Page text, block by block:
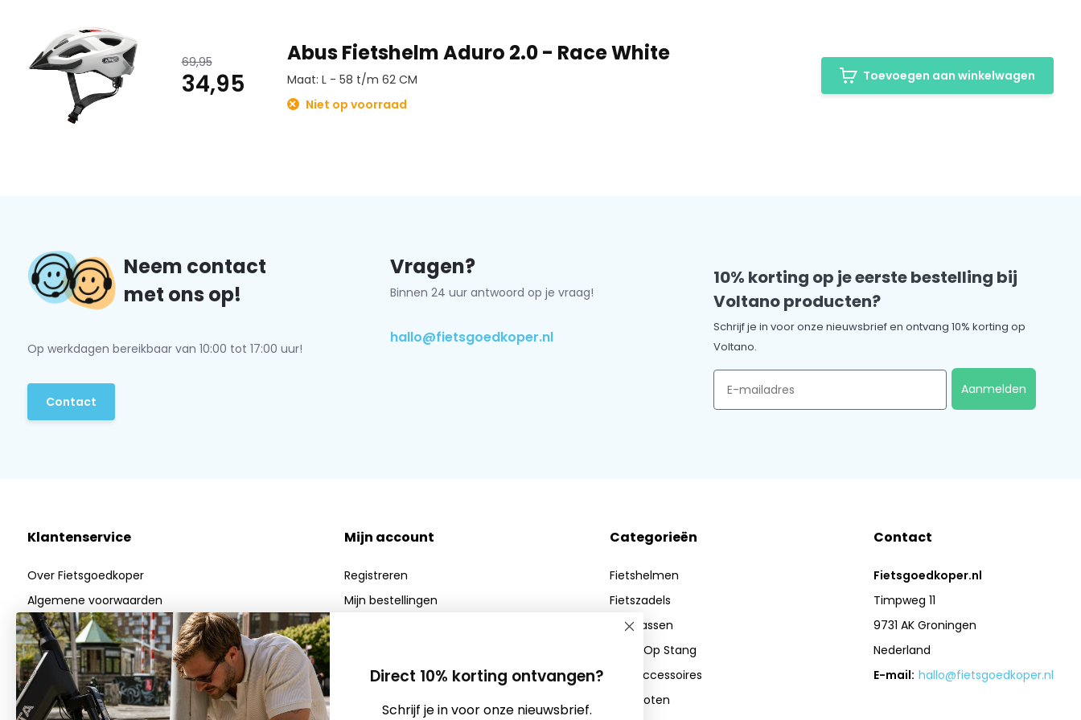
Bestelmaat
S
51 – 55 CM
52 – 58 CM
58 – 62 CM
u retourneren.
69,95
34,95
Abus Fietshelm Aduro 2.0 - Race White
Maat: L - 58 t/m 62 CM
Niet op voorraad
Toevoegen aan winkelwagen
Neem contact
met ons op!
Op werkdagen bereikbaar van 10:00 tot 17:00 uur!
Contact
Vragen?
Binnen 24 uur antwoord op je vraag!
hallo@fietsgoedkoper.nl
10% korting op je eerste bestelling bij
Voltano producten?
Schrijf je in voor onze nieuwsbrief en ontvang 10% korting op
Voltano.
Email
Aanmelden
Klantenservice
Over Fietsgoedkoper
Algemene voorwaarden
Privacy Policy
Betaalmethoden
Verzenden & Retourneren
Klantenservice
Mijn account
Registreren
Mijn bestellingen
Categorieën
Fietshelmen
Fietszadels
Fietstassen
Zadel Op Stang
Fietsaccessoires
Fietssloten
Contact
Fietsgoedkoper.nl
Timpweg 11
9731 AK Groningen
Nederland
E-mail: hallo@fietsgoedkoper.nl
Direct 10% korting ontvangen?
Schrijf je in voor onze nieuwsbrief.